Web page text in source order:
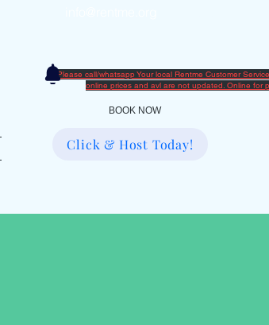
Please call/whatsapp Your local Rentme Customer
​online prices and avl are not updated. Online for
BOOK NOW
Click & Host Today!